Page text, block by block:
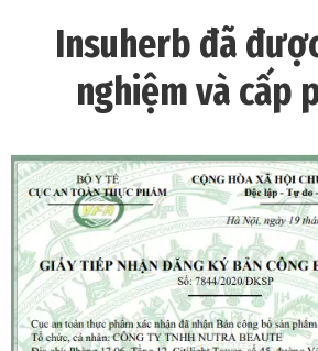
Insuherb đã
nghiệm và cấp